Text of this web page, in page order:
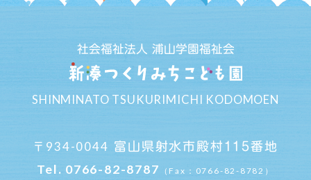
社会福祉法人 浦山学園福祉会
SHINMINATO TSUKURIMICHI KODOMOEN
〒 934-0044 富山県射水市殿村115番地
Tel. 0766-82-8787 （Fax：0766-82-8782）